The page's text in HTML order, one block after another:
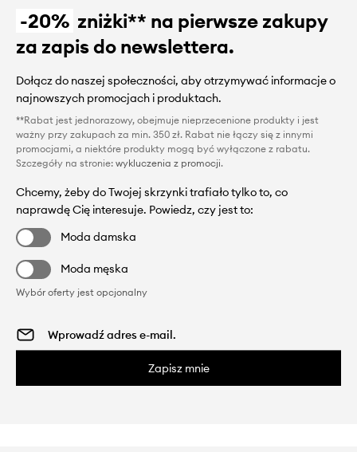
-20% zniżki** na pierwsze zakupy
za zapis do newslettera.
Dołącz do naszej społeczności, aby otrzymywać informacje o
najnowszych promocjach i produktach.
**Rabat jest jednorazowy, obejmuje nieprzecenione produkty i jest
ważny przy zakupach za min. 350 zł. Rabat nie łączy się z innymi
promocjami, a niektóre produkty mogą być wyłączone z rabatu.
Szczegóły na stronie: wykluczenia z promocji.
Chcemy, żeby do Twojej skrzynki trafiało tylko to, co
naprawdę Cię interesuje. Powiedz, czy jest to:
Moda damska
Moda męska
Wybór oferty jest opcjonalny
Zapisz mnie